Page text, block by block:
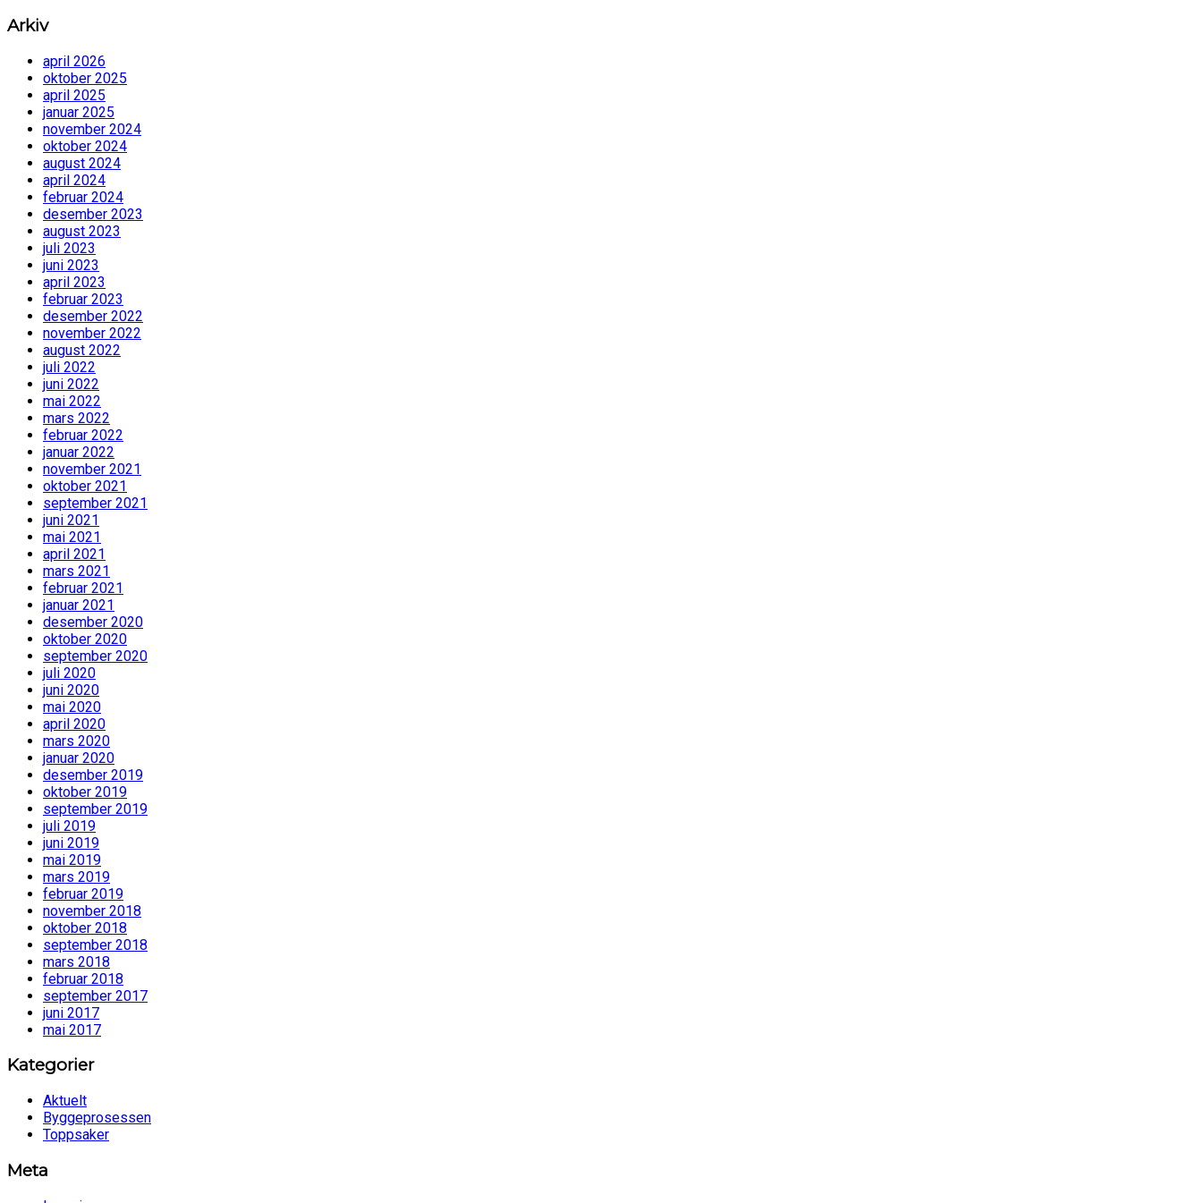
Arkiv
april 2026
oktober 2025
april 2025
januar 2025
november 2024
oktober 2024
august 2024
april 2024
februar 2024
desember 2023
august 2023
juli 2023
juni 2023
april 2023
februar 2023
desember 2022
november 2022
august 2022
juli 2022
juni 2022
mai 2022
mars 2022
februar 2022
januar 2022
november 2021
oktober 2021
september 2021
juni 2021
mai 2021
april 2021
mars 2021
februar 2021
januar 2021
desember 2020
oktober 2020
september 2020
juli 2020
juni 2020
mai 2020
april 2020
mars 2020
januar 2020
desember 2019
oktober 2019
september 2019
juli 2019
juni 2019
mai 2019
mars 2019
februar 2019
november 2018
oktober 2018
september 2018
mars 2018
februar 2018
september 2017
juni 2017
mai 2017
Kategorier
Aktuelt
Byggeprosessen
Toppsaker
Meta